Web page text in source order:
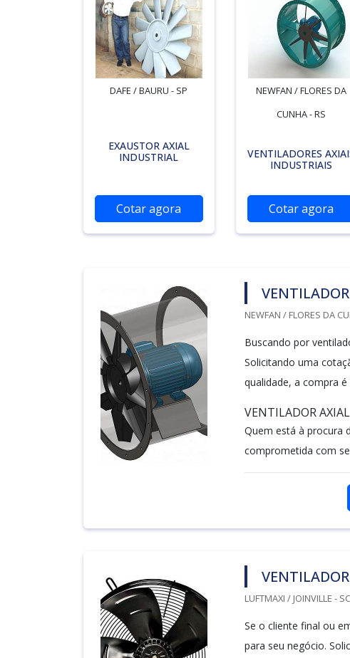
DAFE / BAURU - SP
EXAUSTOR AXIAL
INDUSTRIAL
Cotar agora
NEWFAN / FLORES DA
CUNHA - RS
VENTILADORES
INDUSTRIAIS
Cotar agora
NEWFAN / FLORES DA
Buscando por
Solicitando uma
qualidade, a compra é
VENTILADOR
Quem está à procura
comprometida com
LUFTMAXI / JOINVILLE - SC
Se o cliente final ou
para seu negócio.